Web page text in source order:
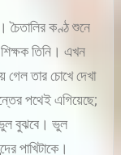
চৈতালির কণ্ঠ শুনে
তিনি। এখন
গেল তার চোখে দেখা
পথেই এগিয়েছে;
বুঝবে। ভুল
পাখিটাকে।